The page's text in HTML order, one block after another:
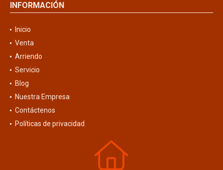
INFORMACIÓN
Inicio
Venta
Arriendo
Servicio
Blog
Nuestra Empresa
Contáctenos
Políticas de privacidad